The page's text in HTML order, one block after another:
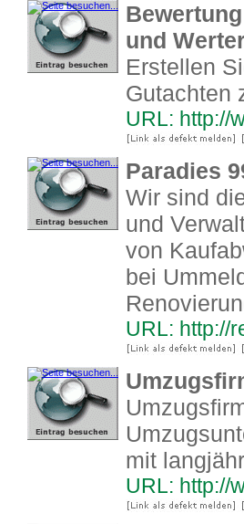
und
Erstellen
Gutachten
URL: http://
Paradies
Wir sind
und
von
bei
URL: http://
mit
URL: http://